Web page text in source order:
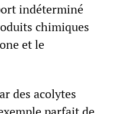
indéterminé
chimiques
et le
des acolytes